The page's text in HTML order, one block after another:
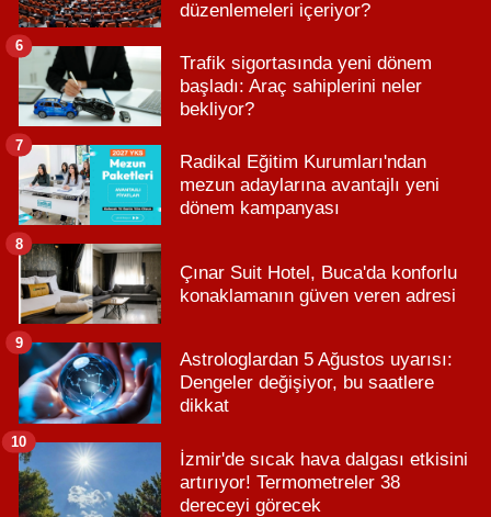
düzenlemeleri içeriyor?
Trafik sigortasında yeni dönem
başladı: Araç sahiplerini neler
bekliyor?
6
Radikal Eğitim Kurumları'ndan
mezun adaylarına avantajlı yeni
dönem kampanyası
7
Çınar Suit Hotel, Buca'da konforlu
konaklamanın güven veren adresi
8
Astrologlardan 5 Ağustos uyarısı:
Dengeler değişiyor, bu saatlere
dikkat
9
İzmir'de sıcak hava dalgası etkisini
artırıyor! Termometreler 38
dereceyi görecek
10